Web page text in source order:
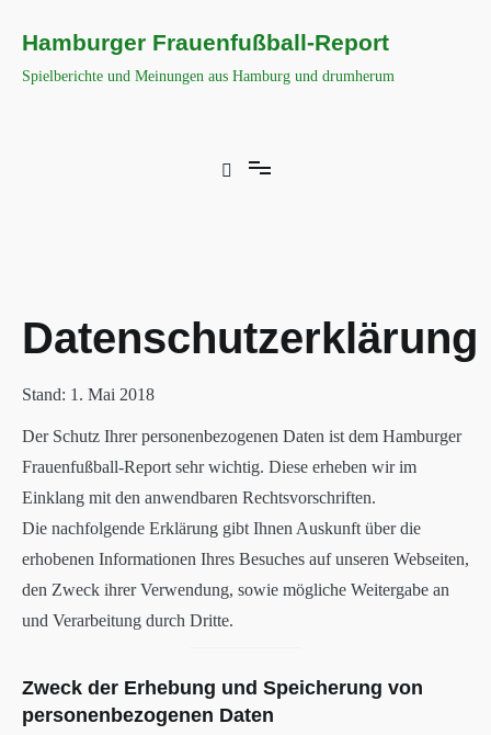
springen
Hamburger Frauenfußball-Report
Spielberichte und Meinungen aus Hamburg und drumherum
Datenschutzerklärung
Stand: 1. Mai 2018
Der Schutz Ihrer personenbezogenen Daten ist dem Hamburger
Frauenfußball-Report sehr wichtig. Diese erheben wir im
Einklang mit den anwendbaren Rechtsvorschriften.
Die nachfolgende Erklärung gibt Ihnen Auskunft über die
erhobenen Informationen Ihres Besuches auf unseren Webseiten,
den Zweck ihrer Verwendung, sowie mögliche Weitergabe an
und Verarbeitung durch Dritte.
Zweck der Erhebung und Speicherung von
personenbezogenen Daten